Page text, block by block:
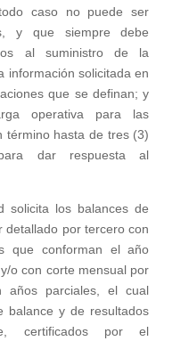
caso no puede ser
y que siempre debe
al suministro de la
información solicitada en
que se definan; y
operativa para las
término hasta de tres (3)
dar respuesta al
solicita los balances de
detallado por tercero con
que conforman el año
o con corte mensual por
años parciales, el cual
balance y de resultados
certificados por el